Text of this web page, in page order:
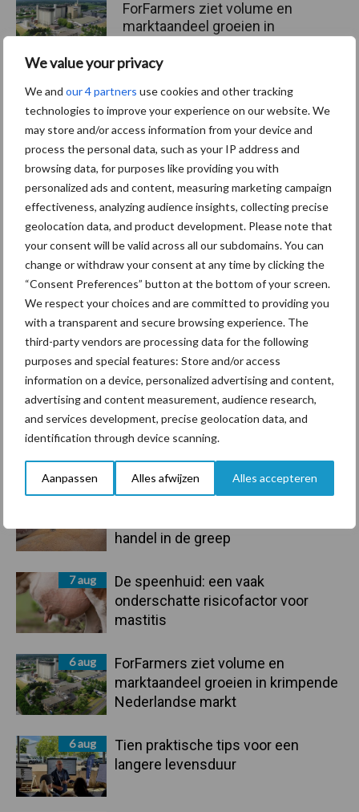
We value your privacy
We and our 4 partners use cookies and other tracking
technologies to improve your experience on our website. We
may store and/or access information from your device and
process the personal data, such as your IP address and
browsing data, for purposes like providing you with
personalized ads and content, measuring marketing campaign
effectiveness, analyzing audience insights, collecting precise
geolocation data, and product development. Please note that
your consent will be valid across all our subdomains. You can
change or withdraw your consent at any time by clicking the
“Consent Preferences” button at the bottom of your screen.
We respect your choices and are committed to providing you
with a transparent and secure browsing experience. The
third-party vendors are processing data for the following
purposes and special features: Store and/or access
information on a device, personalized advertising and content,
advertising and content measurement, audience research,
and services development, precise geolocation data, and
identification through device scanning.
Aanpassen Alles afwijzen Alles accepteren
Primaire
Sidebar
7 aug
Grondstoffenmarkt blijft grillig:
handel in de greep
7 aug
De speenhuid: een vaak
onderschatte risicofactor voor
mastitis
6 aug
ForFarmers ziet volume en
marktaandeel groeien in krimpende
Nederlandse markt
6 aug
Tien praktische tips voor een
langere levensduur
ForFarmers ziet volume en
marktaandeel groeien in
markt
Themapagina's
Diergezondheid Bemesting Fokkerij
Mastitis Hittestress
Toon meer